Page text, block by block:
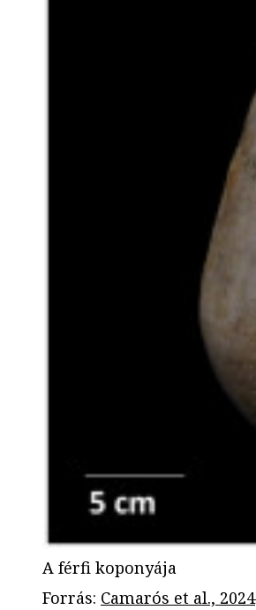
A férfi koponyája
Forrás: Camarós et al., 2024